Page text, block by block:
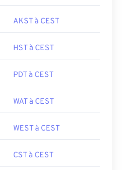
AKST à CEST
HST à CEST
PDT à CEST
WAT à CEST
WEST à CEST
CST à CEST